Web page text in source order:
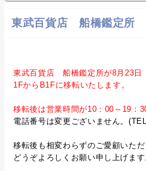
東武百貨店 船橋鑑定所
東武百貨店 船橋鑑定所が8月23日
1FからB1Fに移転いたします。
移転後は営業時間が10：00～19：
電話番号は変更ございません。
移転後も相変わらずのご愛顧いただ
どうぞよろしくお願い申し上げます